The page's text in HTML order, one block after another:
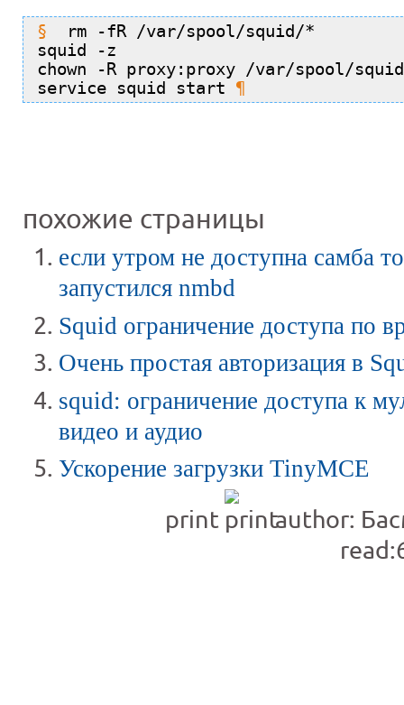
rm -fR /var/spool/squid/*
squid -z
chown -R proxy:proxy /var/spool/
service squid start
похожие страницы
если утром не доступна самба
запустился nmbd
Squid ограничение доступа по
Очень простая авторизация в
squid: ограничение доступа к
видео и аудио
Ускорение загрузки TinyMCE
print
author: